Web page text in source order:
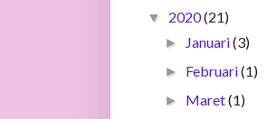
▼ 2020(21)
► Januari(3)
► Februari(1)
► Maret(1)